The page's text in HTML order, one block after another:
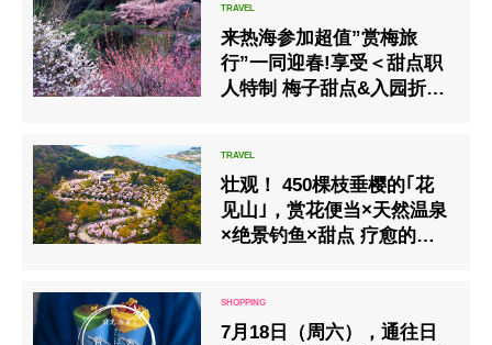
来热海参加超值”赏梅旅
行”一同迎春!享受＜甜点职
人特制 梅子甜点&入园折扣
壮观！ 450棵枝垂樱的｢花
见山｣，赏花便当×天然温泉
×绝景钓鱼×甜点 疗愈的春
7月18日（周六），通往日